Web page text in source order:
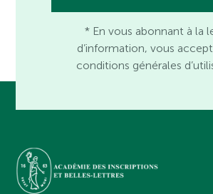
* En vous abonnant à la
d’information, vous
conditions générales